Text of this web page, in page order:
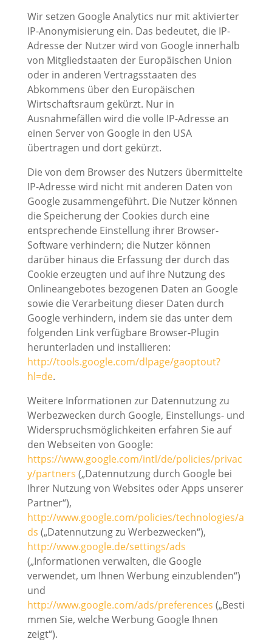
Wir setzen Google Analytics nur mit aktivierter
IP-Anonymisierung ein. Das bedeutet, die IP-
Adresse der Nutzer wird von Google innerhalb
von Mitgliedstaaten der Europäischen Union
oder in anderen Vertragsstaaten des
Abkommens über den Europäischen
Wirtschaftsraum gekürzt. Nur in
Ausnahmefällen wird die volle IP-Adresse an
einen Server von Google in den USA
übertragen und dort gekürzt.
Die von dem Browser des Nutzers übermittelte
IP-Adresse wird nicht mit anderen Daten von
Google zusammengeführt. Die Nutzer können
die Speicherung der Cookies durch eine
entsprechende Einstellung ihrer Browser-
Software verhindern; die Nutzer können
darüber hinaus die Erfassung der durch das
Cookie erzeugten und auf ihre Nutzung des
Onlineangebotes bezogenen Daten an Google
sowie die Verarbeitung dieser Daten durch
Google verhindern, indem sie das unter dem
folgenden Link verfügbare Browser-Plugin
herunterladen und installieren:
http://tools.google.com/dlpage/gaoptout?
hl=de.
Weitere Informationen zur Datennutzung zu
Werbezwecken durch Google, Einstellungs- und
Widerspruchsmöglichkeiten erfahren Sie auf
den Webseiten von Google:
https://www.google.com/intl/de/policies/privac
y/partners („Datennutzung durch Google bei
Ihrer Nutzung von Websites oder Apps unserer
Partner“),
http://www.google.com/policies/technologies/a
ds („Datennutzung zu Werbezwecken“),
http://www.google.de/settings/ads
(„Informationen verwalten, die Google
verwendet, um Ihnen Werbung einzublenden“)
und
http://www.google.com/ads/preferences („Besti
mmen Sie, welche Werbung Google Ihnen
zeigt“).